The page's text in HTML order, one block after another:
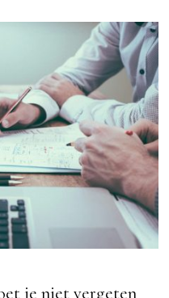
je niet vergeten